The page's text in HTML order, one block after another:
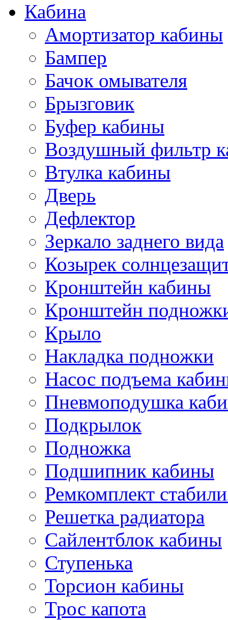
Кабина
Амортизатор кабины
Бампер
Бачок омывателя
Брызговик
Буфер кабины
Воздушный фильтр
Втулка кабины
Дверь
Дефлектор
Зеркало заднего вида
Козырек
Кронштейн кабины
Кронштейн
Крыло
Накладка подножки
Насос подъема
Пневмоподушка
Подкрылок
Подножка
Подшипник кабины
Ремкомплект
Решетка радиатора
Сайлентблок кабины
Ступенька
Торсион кабины
Трос капота